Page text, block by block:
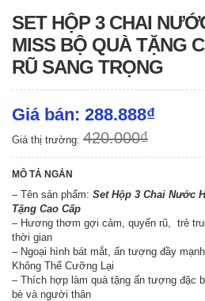
SET HỘP 3 CHAI
MISS BỘ QUÀ TẶNG
RŨ SANG TRỌNG
Giá bán: 288.888₫
Giá thị trường: 420.000₫
MÔ TẢ NGẮN
– Tên sản phẩm: Set Hộp 3 Chai Nước
Tặng Cao Cấp
– Hương thơm gợi cảm, quyến rũ, trẻ
thời gian
– Ngoại hình bát mắt, ấn tượng đầy
Không Thể Cưỡng Lại
– Thích hợp làm quà tặng ấn tượng đặc
bè và người thân